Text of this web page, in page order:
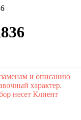
и описанию
характер.
несет Клиент